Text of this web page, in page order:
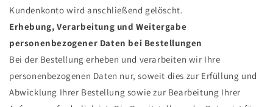
Kundenkonto wird anschließend gelöscht.
Erhebung, Verarbeitung und Weitergabe
personenbezogener Daten bei Bestellungen
Bei der Bestellung erheben und verarbeiten wir Ihre
personenbezogenen Daten nur, soweit dies zur Erfüllung und
Abwicklung Ihrer Bestellung sowie zur Bearbeitung Ihrer